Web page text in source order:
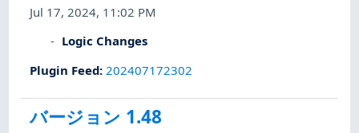
Jul 17, 2024, 11:02 PM
Logic Changes
Plugin Feed: 202407172302
バージョン 1.48